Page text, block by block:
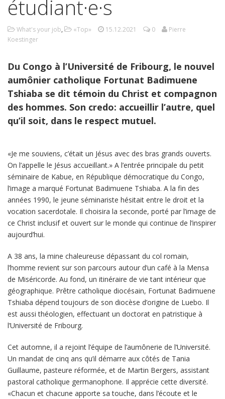
étudiant·e·s
What's your job, «Top» 15.12.2021 0
Pierre
Koestinger
Du Congo à l’Université de Fribourg, le nouvel
aumônier catholique Fortunat Badimuene
Tshiaba se dit témoin du Christ et compagnon
des hommes. Son credo: accueillir l’autre, quel
qu’il soit, dans le respect mutuel.
«Je me souviens, c’était un Jésus avec des bras grands ouverts.
On l’appelle le Jésus accueillant.» A l’entrée principale du petit
séminaire de Kabue, en République démocratique du Congo,
l’image a marqué Fortunat Badimuene Tshiaba. A la fin des
années 1990, le jeune séminariste hésitait entre le droit et la
vocation sacerdotale. Il choisira la seconde, porté par l’image de
ce Christ inclusif et ouvert sur le monde qui continue de l’inspirer
aujourd’hui.
A 38 ans, la mine chaleureuse dépassant du col romain,
l’homme revient sur son parcours autour d’un café à la Mensa
de Miséricorde. Au fond, un itinéraire de vie tant intérieur que
géographique. Prêtre catholique diocésain, Fortunat Badimuene
Tshiaba dépend toujours de son diocèse d’origine de Luebo. Il
est aussi théologien, effectuant un doctorat en patristique à
l’Université de Fribourg.
Cet automne, il a rejoint l’équipe de l’aumônerie de l’Université.
Un mandat de cinq ans qu’il démarre aux côtés de Tania
Guillaume, pasteure réformée, et de Martin Bergers, assistant
pastoral catholique germanophone. Il apprécie cette diversité.
«Chacun et chacune apporte sa touche, dans l’écoute et le